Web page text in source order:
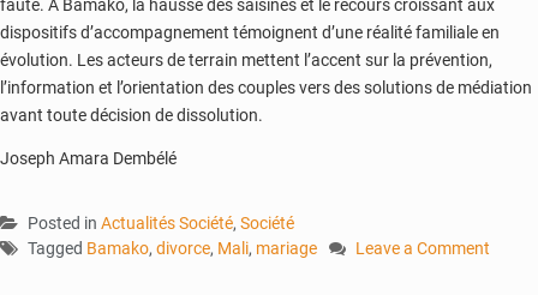
faute. À Bamako, la hausse des saisines et le recours croissant aux
dispositifs d’accompagnement témoignent d’une réalité familiale en
évolution. Les acteurs de terrain mettent l’accent sur la prévention,
l’information et l’orientation des couples vers des solutions de médiation
avant toute décision de dissolution.
Joseph Amara Dembélé
Posted in Actualités Société, Société
Tagged Bamako, divorce, Mali, mariage
Leave a Comment